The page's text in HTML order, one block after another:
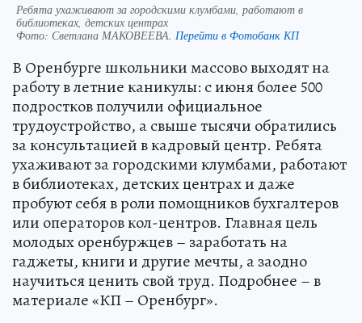
Ребята ухаживают за городскими клумбами, работают в
библиотеках, детских центрах
Фото: Светлана МАКОВЕЕВА. Перейти в Фотобанк КП
В Оренбурге школьники массово выходят на
работу в летние каникулы: с июня более 500
подростков получили официальное
трудоустройство, а свыше тысячи обратились
за консультацией в кадровый центр. Ребята
ухаживают за городскими клумбами, работают
в библиотеках, детских центрах и даже
пробуют себя в роли помощников бухгалтеров
или операторов кол-центров. Главная цель
молодых оренбуржцев – заработать на
гаджеты, книги и другие мечты, а заодно
научиться ценить свой труд. Подробнее – в
материале «КП – Оренбург».